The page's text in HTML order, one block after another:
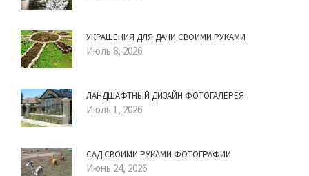
УКРАШЕНИЯ ДЛЯ ДАЧИ СВОИМИ РУКАМИ
Июль 8, 2026
ЛАНДШАФТНЫЙ ДИЗАЙН ФОТОГАЛЕРЕЯ
Июль 1, 2026
САД СВОИМИ РУКАМИ ФОТОГРАФИИ
Июнь 24, 2026